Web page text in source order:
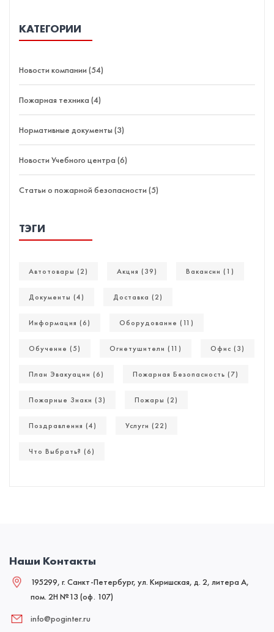
КАТЕГОРИИ
Новости компании (54)
Пожарная техника (4)
Нормативные документы (3)
Новости Учебного центра (6)
Статьи о пожарной безопасности (5)
ТЭГИ
Автотовары (2) Акция (39) Вакансии (1)
Документы (4) Доставка (2)
Информация (6) Оборудование (11)
Обучение (5) Огнетушители (11) Офис (3)
План Эвакуации (6) Пожарная Безопасность (7)
Пожарные Знаки (3) Пожары (2)
Поздравления (4) Услуги (22)
Что Выбрать? (6)
Наши Контакты
195299, г. Санкт-Петербург, ул. Киришская, д. 2, литера А,
пом. 2Н №13 (оф. 107)
info@poginter.ru